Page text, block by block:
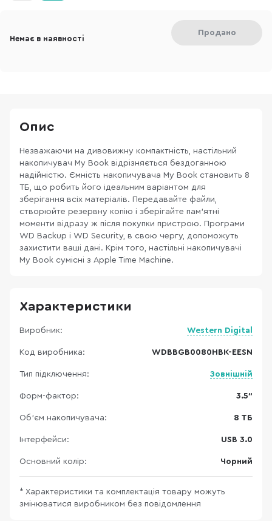
Немає в наявності
Продано
Опис
Незважаючи на дивовижну компактність, настільний
накопичувач My Book відрізняється бездоганною
надійністю. Ємність накопичувача My Book становить 8
ТБ, що робить його ідеальним варіантом для
зберігання всіх матеріалів. Передавайте файли,
створюйте резервну копію і зберігайте пам'ятні
моменти відразу ж після покупки пристрою. Програми
WD Backup і WD Security, в свою чергу, допоможуть
захистити ваші дані. Крім того, настільні накопичувачі
My Book сумісні з Apple Time Machine.
Характеристики
Виробник: Western Digital
Код виробника: WDBBGB0080HBK-EESN
Тип підключення: Зовнішній
Форм-фактор: 3.5"
Об'єм накопичувача: 8 ТБ
Інтерфейси: USB 3.0
Основний колір: Чорний
* Характеристики та комплектація товару можуть
змінюватися виробником без повідомлення